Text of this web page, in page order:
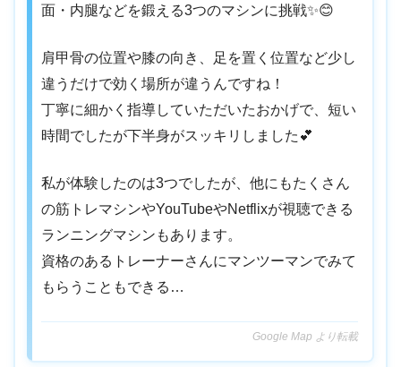
面・内腿などを鍛える3つのマシンに挑戦✨😊
肩甲骨の位置や膝の向き、足を置く位置など少し
違うだけで効く場所が違うんですね！
丁寧に細かく指導していただいたおかげで、短い
時間でしたが下半身がスッキリしました💕
私が体験したのは3つでしたが、他にもたくさん
の筋トレマシンやYouTubeやNetflixが視聴できる
ランニングマシンもあります。
資格のあるトレーナーさんにマンツーマンでみて
もらうこともできる…
Google Map より転載